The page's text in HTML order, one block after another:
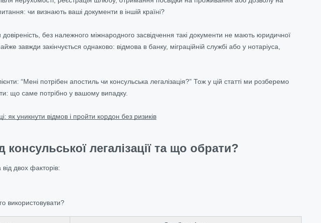
чи визнають ваші документи в іншій країні?
без належного міжнародного засвідчення такі документи не мають юридичної
завжди закінчується однаково: відмова в банку, міграційній службі або у нотаріуса,
“Мені потрібен апостиль чи консульська легалізація?” Тож у цій статті ми розберемо
що саме потрібно у вашому випадку.
як уникнути відмов і пройти кордон без ризиків
легалізації та що обрати?
двох факторів:
використовувати?